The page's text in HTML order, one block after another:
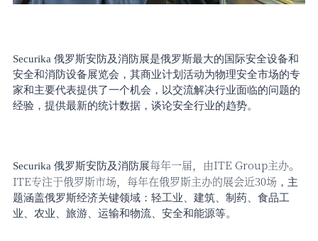
Securika 俄罗斯安防及消防展是俄罗斯最大的国际安全设备和
安全和消防设备展览会 ， 其商业计划活动为物理安全市场的专
家和主要代表提供了一个机会，以交流解决行业面临的问题的
经验，提供最新的统计数据，谈论安全行业的趋势。
Securika 俄罗斯安防及消防展每年一届，由ITE Group主办。
ITE专注于俄罗斯市场，每年在俄罗斯主办的展会近30场 ，主
题涵盖俄罗斯经济关键领域：轻工业、建筑、制药、食品工
业、农业、旅游、运输和物流、安全和能源等。